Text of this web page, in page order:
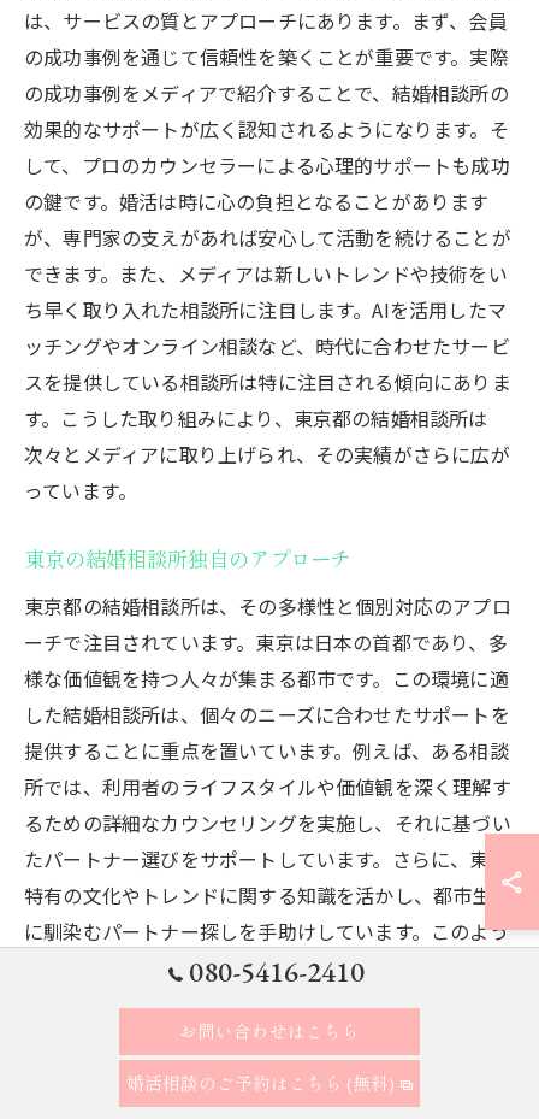
は、サービスの質とアプローチにあります。まず、会員
の成功事例を通じて信頼性を築くことが重要です。実際
の成功事例をメディアで紹介することで、結婚相談所の
効果的なサポートが広く認知されるようになります。そ
して、プロのカウンセラーによる心理的サポートも成功
の鍵です。婚活は時に心の負担となることがあります
が、専門家の支えがあれば安心して活動を続けることが
できます。また、メディアは新しいトレンドや技術をい
ち早く取り入れた相談所に注目します。AIを活用したマ
ッチングやオンライン相談など、時代に合わせたサービ
スを提供している相談所は特に注目される傾向にありま
す。こうした取り組みにより、東京都の結婚相談所は
次々とメディアに取り上げられ、その実績がさらに広が
っています。
東京の結婚相談所独自のアプローチ
東京都の結婚相談所は、その多様性と個別対応のアプロ
ーチで注目されています。東京は日本の首都であり、多
様な価値観を持つ人々が集まる都市です。この環境に適
した結婚相談所は、個々のニーズに合わせたサポートを
提供することに重点を置いています。例えば、ある相談
所では、利用者のライフスタイルや価値観を深く理解す
るための詳細なカウンセリングを実施し、それに基づい
たパートナー選びをサポートしています。さらに、東京
特有の文化やトレンドに関する知識を活かし、都市生活
に馴染むパートナー探しを手助けしています。このよう
な独自のアプローチにより、東京都の結婚相談所は利用
者から高い評価を受けており、メディアからも注目を集
結婚相談所が提供する価値とその評価
080-5416-2410
お問い合わせはこちら
婚活相談のご予約はこちら (無料)